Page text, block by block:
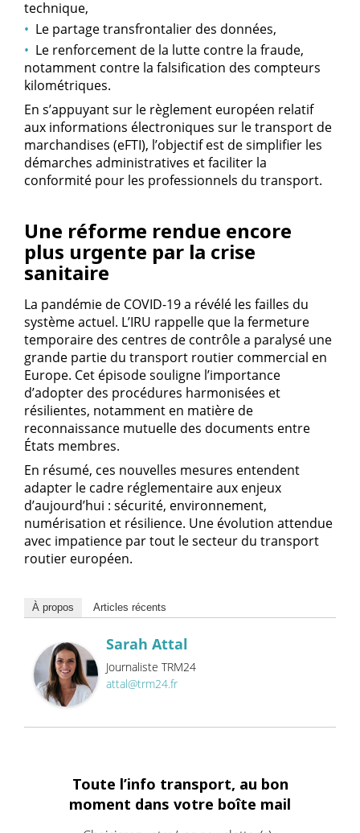
technique,
Le partage transfrontalier des données,
Le renforcement de la lutte contre la fraude,
notamment contre la falsification des compteurs
kilométriques.
En s’appuyant sur le règlement européen relatif
aux informations électroniques sur le transport de
marchandises (eFTI), l’objectif est de simplifier les
démarches administratives et faciliter la
conformité pour les professionnels du transport.
Une réforme rendue encore
plus urgente par la crise
sanitaire
La pandémie de COVID-19 a révélé les failles du
système actuel. L’IRU rappelle que la fermeture
temporaire des centres de contrôle a paralysé une
grande partie du transport routier commercial en
Europe. Cet épisode souligne l’importance
d’adopter des procédures harmonisées et
résilientes, notamment en matière de
reconnaissance mutuelle des documents entre
États membres.
En résumé, ces nouvelles mesures entendent
adapter le cadre réglementaire aux enjeux
d’aujourd’hui : sécurité, environnement,
numérisation et résilience. Une évolution attendue
avec impatience par tout le secteur du transport
routier européen.
À propos Articles récents
Sarah Attal
Journaliste TRM24
attal@trm24.fr
Toute l’info transport, au bon
moment dans votre boîte mail